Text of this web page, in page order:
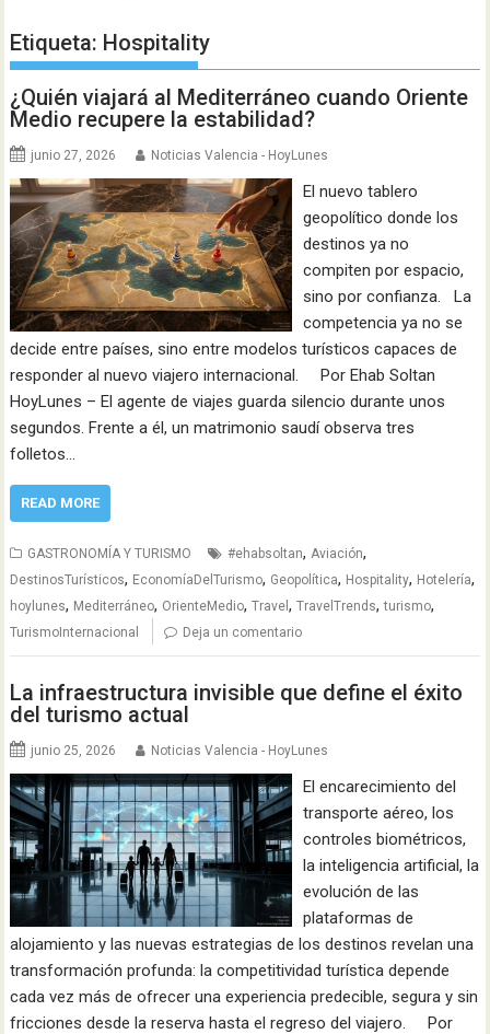
Etiqueta: Hospitality
¿Quién viajará al Mediterráneo cuando Oriente
Medio recupere la estabilidad?
junio 27, 2026 Noticias Valencia - HoyLunes
El nuevo tablero
geopolítico donde los
destinos ya no
compiten por espacio,
sino por confianza. La
competencia ya no se
decide entre países, sino entre modelos turísticos capaces de
responder al nuevo viajero internacional. Por Ehab Soltan
HoyLunes – El agente de viajes guarda silencio durante unos
segundos. Frente a él, un matrimonio saudí observa tres
folletos…
READ MORE
GASTRONOMÍA Y TURISMO #ehabsoltan,Aviación,
DestinosTurísticos, EconomíaDelTurismo, Geopolítica, Hospitality, Hotelería,
hoylunes, Mediterráneo, OrienteMedio,Travel,TravelTrends,turismo,
TurismoInternacional Deja un comentario
La infraestructura invisible que define el éxito
del turismo actual
junio 25, 2026 Noticias Valencia - HoyLunes
El encarecimiento del
transporte aéreo, los
controles biométricos,
la inteligencia artificial, la
evolución de las
plataformas de
alojamiento y las nuevas estrategias de los destinos revelan una
transformación profunda: la competitividad turística depende
cada vez más de ofrecer una experiencia predecible, segura y sin
fricciones desde la reserva hasta el regreso del viajero. Por